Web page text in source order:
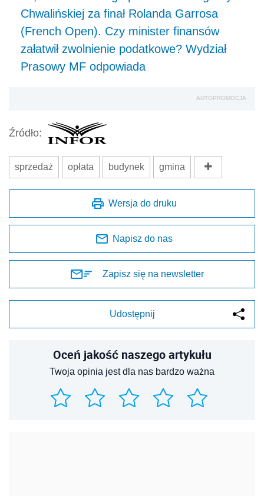
Chwalińskiej za finał Rolanda Garrosa
(French Open). Czy minister finansów
załatwił zwolnienie podatkowe? Wydział
Prasowy MF odpowiada
AUTOPROMOCJA
Źródło:
sprzedaż opłata budynek gmina
Wersja do druku
Napisz do nas
Zapisz się na newsletter
Udostępnij
Oceń jakość naszego artykułu
Twoja opinia jest dla nas bardzo ważna